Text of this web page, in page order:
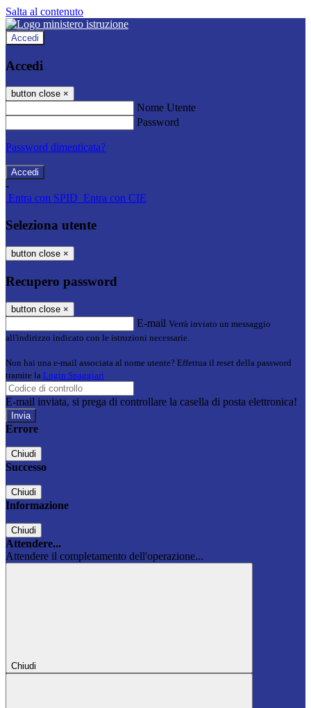
Salta al contenuto
Accedi
Accedi
button close ×
Nome Utente
Password
Password dimenticata?
-
Entra con SPID Entra con CIE
Seleziona utente
button close ×
Recupero password
button close ×
E-mail Verrà inviato un messaggio
all'indirizzo indicato con le istruzioni necessarie.
Non hai una e-mail associata al nome utente? Effettua il reset della password
tramite la Login Spaggiari
E-mail inviata, si prega di controllare la casella di posta elettronica!
Errore
Chiudi
Successo
Chiudi
Informazione
Chiudi
Attendere...
Attendere il completamento dell'operazione...
Chiudi